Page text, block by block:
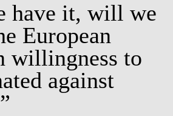
have it, will we
European
willingness to
against